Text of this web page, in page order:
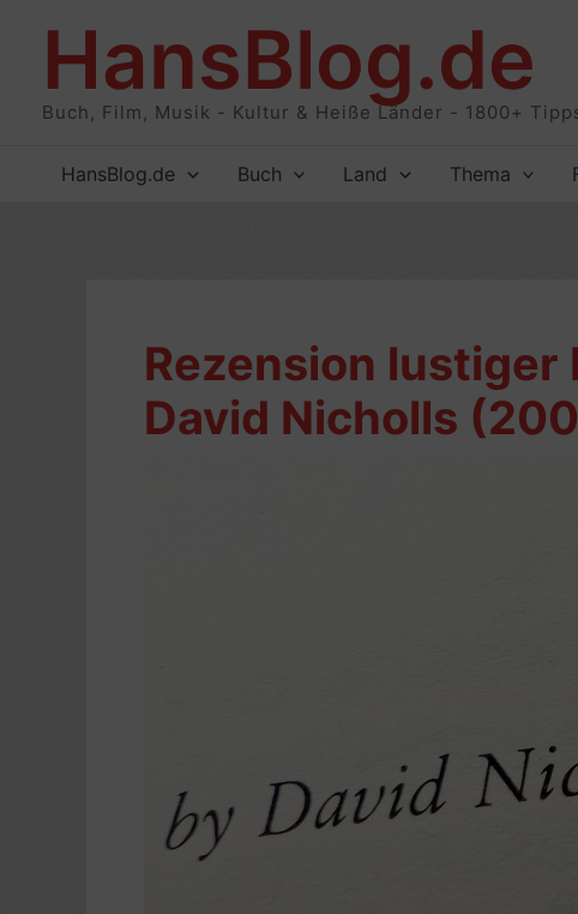
HansBlog.de
Buch, Film, Musik - Kultur & Heiße Länder - 1800+
HansBlog.de Buch Land Thema
Rezension lustiger
David Nicholls